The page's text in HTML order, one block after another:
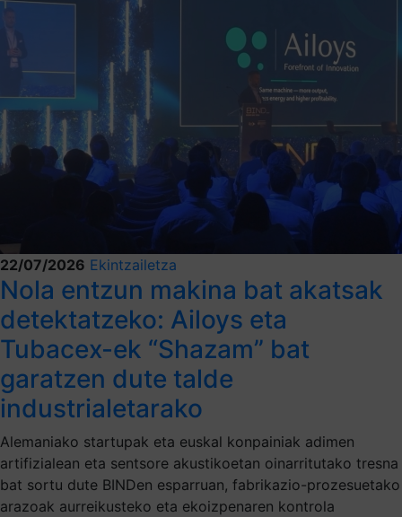
22/07/2026 Ekintzailetza
Nola entzun makina bat akatsak
detektatzeko: Ailoys eta
Tubacex-ek “Shazam” bat
garatzen dute talde
industrialetarako
Alemaniako startupak eta euskal konpainiak adimen
artifizialean eta sentsore akustikoetan oinarritutako tresna
bat sortu dute BINDen esparruan, fabrikazio-prozesuetako
arazoak aurreikusteko eta ekoizpenaren kontrola